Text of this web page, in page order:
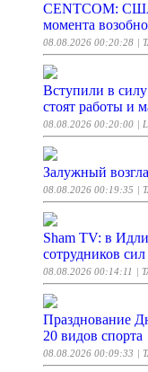
CENTCOM: США
момента
08.08.2026 00:20:28 |
Вступили в
стоят работы и
08.08.2026 00:20:00 |
Залужный
08.08.2026 00:19:35 |
Sham TV: в
сотрудников
08.08.2026 00:14:11 |
Празднование
20 видов спорта
08.08.2026 00:09:33 |